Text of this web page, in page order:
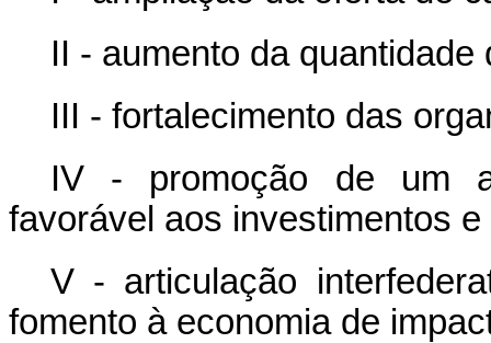
II - aumento da
III - fortalecimento das
IV - promoção de um
favorável aos investimentos
V - articulação
fomento à economia de